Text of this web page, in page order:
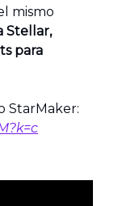
mismo
Stellar,
para
StarMaker: